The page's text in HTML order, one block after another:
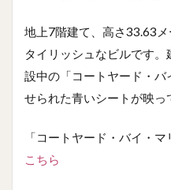
地上7階建て、高さ33.63
タイリッシュなビルです
設中の「コートヤード・
せられた青いシートが映っ
「コートヤード・バイ・
こちら